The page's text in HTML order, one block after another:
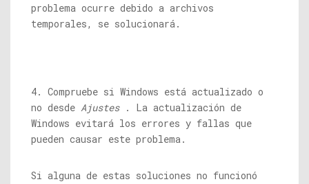
problema ocurre debido a archivos
temporales, se solucionará.
4. Compruebe si Windows está actualizado o
no desde Ajustes. La actualización de
Windows evitará los errores y fallas que
pueden causar este problema.
Si alguna de estas soluciones no funcionó